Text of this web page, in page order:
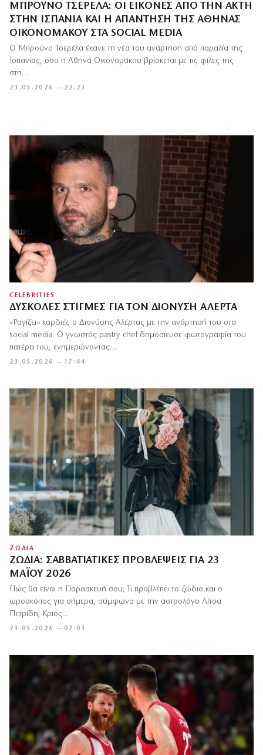
ΜΠΡΟΎΝΟ ΤΣΕΡΈΛΑ: ΟΙ ΕΙΚΌΝΕΣ ΑΠΌ ΤΗΝ ΑΚΤΉ
ΣΤΗΝ ΙΣΠΑΝΊΑ ΚΑΙ Η ΑΠΆΝΤΗΣΗ ΤΗΣ ΑΘΗΝΆΣ
ΟΙΚΟΝΟΜΆΚΟΥ ΣΤΑ SOCIAL MEDIA
23.05.2026 — 22:23
Ο Μπρούνο Τσερέλα έκανε τη νέα του ανάρτηση από παραλία της
Ισπανίας, όσο η Αθηνά Οικονομάκου βρίσκεται με τις φίλες της
στη…
CELEBRITIES
ΔΎΣΚΟΛΕΣ ΣΤΙΓΜΈΣ ΓΙΑ ΤΟΝ ΔΙΟΝΎΣΗ ΑΛΈΡΤΑ
23.05.2026 — 17:44
«Ραγίζει» καρδιές ο Διονύσης Αλέρτας με την ανάρτησή του στα
social media. Ο γνωστός pastry chef δημοσίευσε φωτογραφία του
πατέρα του, ενημερώνοντας…
ΖΩΔΙΑ
ΖΏΔΙΑ: ΣΑΒΒΑΤΙΆΤΙΚΕΣ ΠΡΟΒΛΈΨΕΙΣ ΓΙΑ 23
ΜΑΪ́ΟΥ 2026
23.05.2026 — 07:03
Πώς θα είναι η Παρασκευή σου; Τι προβλέπει το ζώδιο και ο
ωροσκόπος για σήμερα, σύμφωνα με την αστρολόγο Λίτσα
Πετρίδη; Κριός…